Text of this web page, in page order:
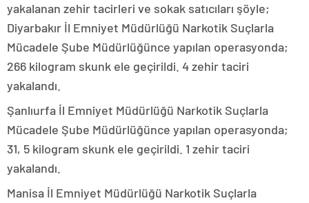
yakalanan zehir tacirleri ve sokak satıcıları şöyle;
Diyarbakır İl Emniyet Müdürlüğü Narkotik Suçlarla
Mücadele Şube Müdürlüğünce yapılan operasyonda;
266 kilogram skunk ele geçirildi. 4 zehir taciri
yakalandı.
Şanlıurfa İl Emniyet Müdürlüğü Narkotik Suçlarla
Mücadele Şube Müdürlüğünce yapılan operasyonda;
31, 5 kilogram skunk ele geçirildi. 1 zehir taciri
yakalandı.
Manisa İl Emniyet Müdürlüğü Narkotik Suçlarla